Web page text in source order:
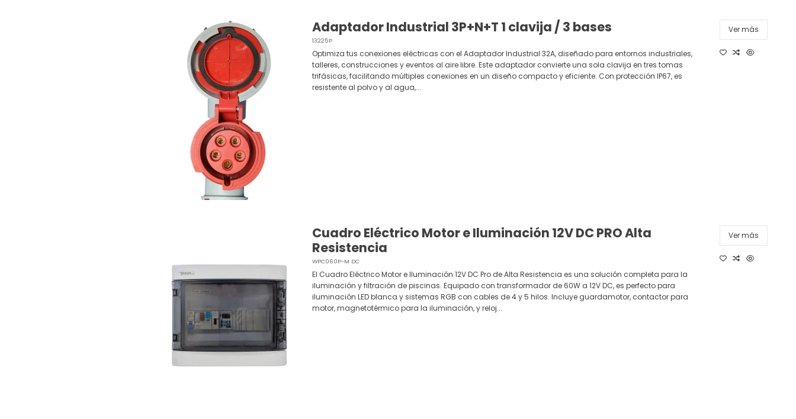
Adaptador Industrial 3P+N+T 1 clavija / 3 bases
13225P
Optimiza tus conexiones eléctricas con el Adaptador Industrial 32A, diseñado para entornos industriales,
talleres, construcciones y eventos al aire libre. Este adaptador convierte una sola clavija en tres tomas
trifásicas, facilitando múltiples conexiones en un diseño compacto y eficiente. Con protección IP67, es
resistente al polvo y al agua,...
Ver más
Cuadro Eléctrico Motor e Iluminación 12V DC PRO Alta
Resistencia
WPC060P-M DC
El Cuadro Eléctrico Motor e Iluminación 12V DC Pro de Alta Resistencia es una solución completa para la
iluminación y filtración de piscinas. Equipado con transformador de 60W a 12V DC, es perfecto para
iluminación LED blanca y sistemas RGB con cables de 4 y 5 hilos. Incluye guardamotor, contactor para
motor, magnetotérmico para la iluminación, y reloj...
Ver más